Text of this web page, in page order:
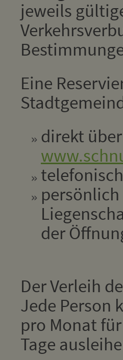
jeweils
Eine
direkt
der
Der Verleih
Jede Person
pro Monat
Tage